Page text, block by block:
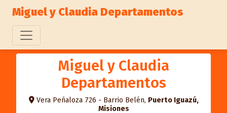
Miguel y Claudia Departamentos
Miguel y Claudia
Departamentos
Vera Peñaloza 726 - Barrio Belén, Puerto Iguazú,
Misiones